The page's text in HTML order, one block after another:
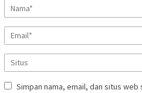
Simpan nama, email, dan situs